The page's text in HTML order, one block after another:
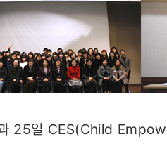
25일 CES(Child